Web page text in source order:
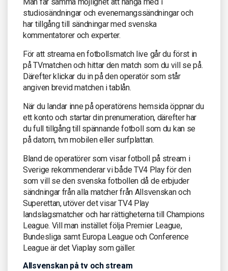
studiosändningar och evenemangssändningar och
har tillgång till sändningar med svenska
kommentatorer och experter.
För att streama en fotbollsmatch live går du först in
på TVmatchen och hittar den match som du vill se på.
Därefter klickar du in på den operatör som står
angiven brevid matchen i tablån.
När du landar inne på operatörens hemsida öppnar du
ett konto och startar din prenumeration, därefter har
du full tillgång till spännande fotboll som du kan se
på datorn, tvn mobilen eller surfplattan.
Bland de operatörer som visar fotboll på stream i
Sverige rekommenderar vi både TV4 Play för den
som vill se den svenska fotbollen då de erbjuder
sändningar från alla matcher från Allsvenskan och
Superettan, utöver det visar TV4 Play
landslagsmatcher och har rättigheterna till Champions
League. Vill man instället följa Premier League,
Bundesliga samt Europa League och Conference
League är det Viaplay som gäller.
Allsvenskan på tv och stream